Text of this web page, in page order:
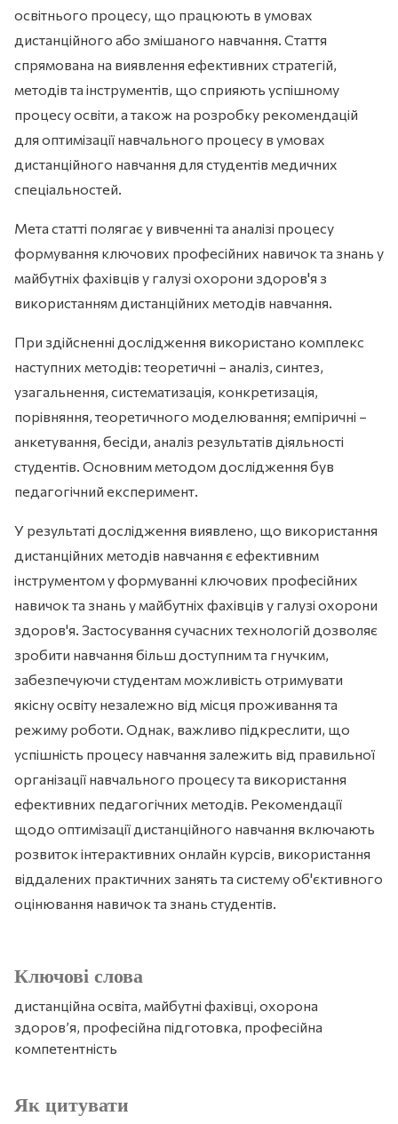
Ключові слова
дистанційна освіта, майбутні фахівці, охорона
здоров’я, професійна підготовка, професійна
компетентність
Як цитувати
освітнього процесу, що працюють в умовах
дистанційного або змішаного навчання. Стаття
спрямована на виявлення ефективних стратегій,
методів та інструментів, що сприяють успішному
процесу освіти, а також на розробку рекомендацій
для оптимізації навчального процесу в умовах
дистанційного навчання для студентів медичних
спеціальностей.
Мета статті полягає у вивченні та аналізі процесу
формування ключових професійних навичок та знань у
майбутніх фахівців у галузі охорони здоров'я з
використанням дистанційних методів навчання.
При здійсненні дослідження використано комплекс
наступних методів: теоретичні – аналіз, синтез,
узагальнення, систематизація, конкретизація,
порівняння, теоретичного моделювання; емпіричні –
анкетування, бесіди, аналіз результатів діяльності
студентів. Основним методом дослідження був
педагогічний експеримент.
У результаті дослідження виявлено, що використання
дистанційних методів навчання є ефективним
інструментом у формуванні ключових професійних
навичок та знань у майбутніх фахівців у галузі охорони
здоров'я. Застосування сучасних технологій дозволяє
зробити навчання більш доступним та гнучким,
забезпечуючи студентам можливість отримувати
якісну освіту незалежно від місця проживання та
режиму роботи. Однак, важливо підкреслити, що
успішність процесу навчання залежить від правильної
організації навчального процесу та використання
ефективних педагогічних методів. Рекомендації
щодо оптимізації дистанційного навчання включають
розвиток інтерактивних онлайн курсів, використання
віддалених практичних занять та систему об'єктивного
оцінювання навичок та знань студентів.